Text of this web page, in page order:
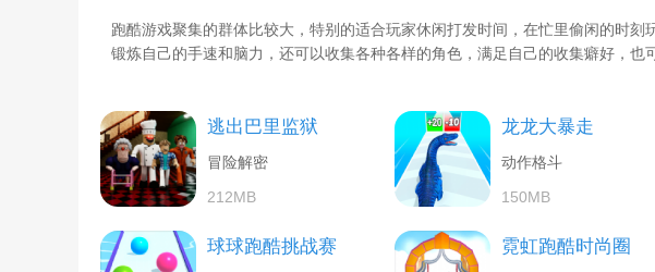
跑酷游戏聚集的群体比较大，特别的适合玩家休闲打发时间，在忙里偷闲的时刻
锻炼自己的手速和脑力，还可以收集各种各样的角色，满足自己的收集癖好，也
逃出巴里监狱
冒险解密
212MB
龙龙大暴走
动作格斗
150MB
球球跑酷挑战赛 霓虹跑酷时尚圈